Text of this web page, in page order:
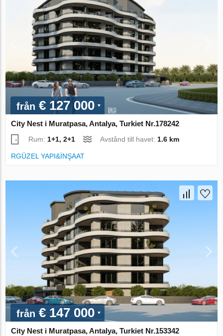
från € 127 000
City Nest i Muratpasa, Antalya, Turkiet Nr.178242
Rum:1+1, 2+1 Avstånd till havet:1.6 km
RGÜZEL YAPI&İNŞAAT
från € 147 000
City Nest i Muratpasa, Antalya, Turkiet Nr.153342